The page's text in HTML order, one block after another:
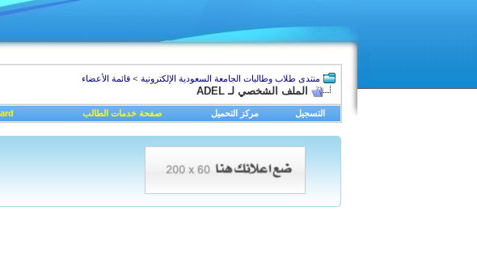
منتدى طلاب وطالبات الجامعة السعودية الإلكترونية >قائمة الأعضاء
الملف الشخصي لـ ADEL
التسجيل مركز التحميل صفحة خدمات الطالب